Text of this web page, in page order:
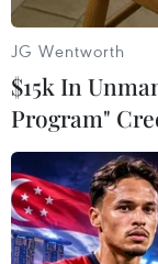
nhấn mạnh
đến ông
người bạn
thành với Việt
những nhà
JG Wentworth
$15k In
Program"